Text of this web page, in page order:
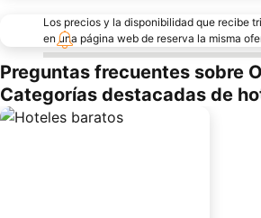
Los precios y la disponibilidad que recibe
en una página web de reserva la misma
Preguntas frecuentes sobre
Categorías destacadas de